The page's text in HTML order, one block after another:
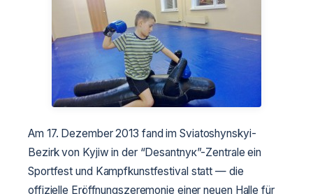
Am 17. Dezember 2013 fand im Sviatoshynskyi-
Bezirk von Kyjiw in der “Desantnyк”-Zentrale ein
Sportfest und Kampfkunstfestival statt — die
offizielle Eröffnungszeremonie einer neuen Halle für